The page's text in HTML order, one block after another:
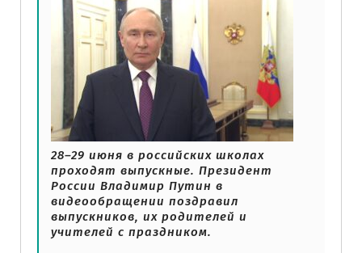
28–29 июня в российских школах
проходят выпускные. Президент
России Владимир Путин в
видеообращении поздравил
выпускников, их родителей и
учителей с праздником.